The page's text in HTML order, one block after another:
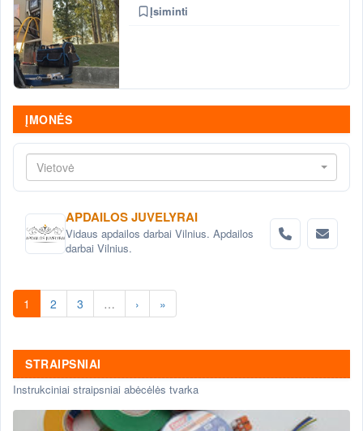
Įsiminti
ĮMONĖS
Vietovė
APDAILOS JUVELYRAI
Vidaus apdailos darbai Vilnius. Apdailos
darbai Vilnius.
1 2 3 … › »
STRAIPSNIAI
Instrukciniai straipsniai abėcėlės tvarka